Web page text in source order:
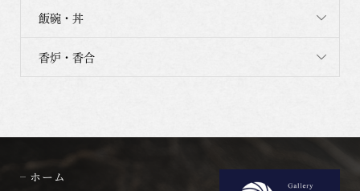
飯碗・丼
香炉・香合
ホーム